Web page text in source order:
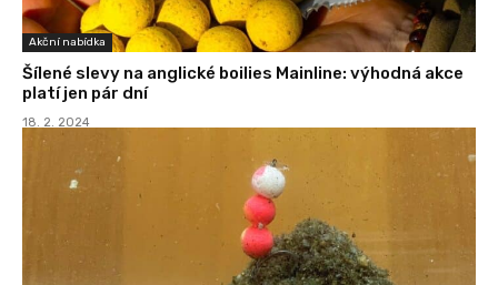
Akční nabídka
Šílené slevy na anglické boilies Mainline: výhodná akce
platí jen pár dní
18. 2. 2024